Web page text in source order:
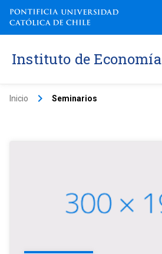
Instituto de Economía
Inicio keyboard_arrow_right Seminarios